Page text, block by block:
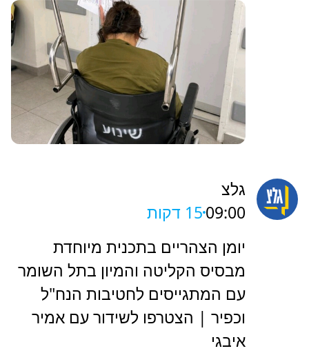
גלצ
09:0015 דקות
יומן הצהריים בתכנית מיוחדת
מבסיס הקליטה והמיון בתל השומר
עם המתגייסים לחטיבות הנח"ל
וכפיר | הצטרפו לשידור עם אמיר
איבגי